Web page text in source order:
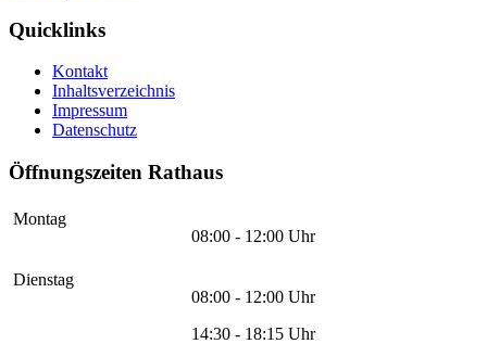
Quicklinks
Kontakt
Inhaltsverzeichnis
Impressum
Datenschutz
Öffnungszeiten Rathaus
Montag
08:00 - 12:00 Uhr
Dienstag
08:00 - 12:00 Uhr
14:30 - 18:15 Uhr